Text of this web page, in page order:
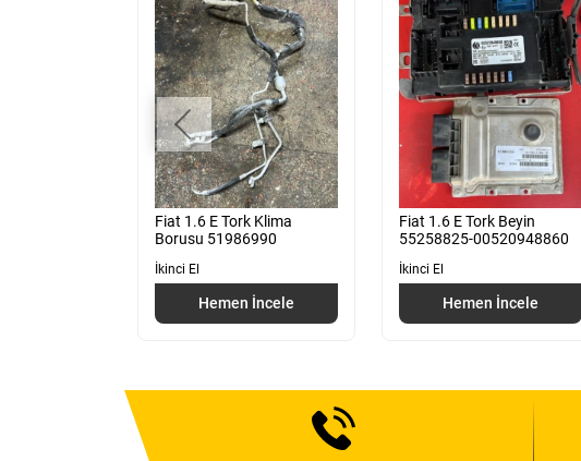
Fiat 1.6 E Tork Klima
Borusu 51986990
İkinci El
Hemen İncele
Fiat 1.6 E Tork Beyin
55258825-00520948860
İkinci El
Hemen İncele